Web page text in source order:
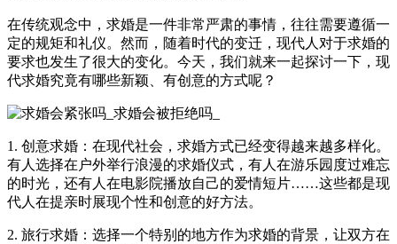
在传统观念中，求婚是一件非常严肃的事情，往往需要遵循一
定的规矩和礼仪。然而，随着时代的变迁，现代人对于求婚的
要求也发生了很大的变化。今天，我们就来一起探讨一下，现
代求婚究竟有哪些新颖、有创意的方式呢？
1. 创意求婚：在现代社会，求婚方式已经变得越来越多样化。
有人选择在户外举行浪漫的求婚仪式，有人在游乐园度过难忘
的时光，还有人在电影院播放自己的爱情短片……这些都是现
代人在提亲时展现个性和创意的好方法。
2. 旅行求婚：选择一个特别的地方作为求婚的背景，让双方在